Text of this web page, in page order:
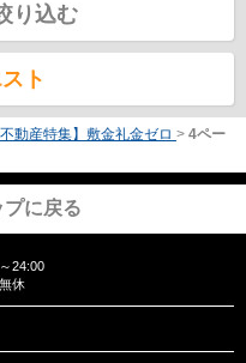
り込む
ト
不動産特集】敷金礼金ゼロ > 4ペー
に戻る
24:00
休